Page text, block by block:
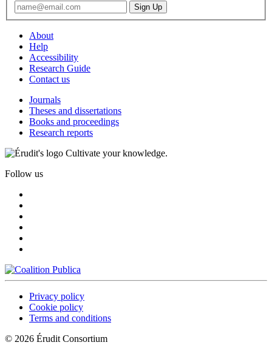
About
Help
Accessibility
Research Guide
Contact us
Journals
Theses and dissertations
Books and proceedings
Research reports
Cultivate your knowledge.
Follow us
Privacy policy
Cookie policy
Terms and conditions
© 2026 Érudit Consortium